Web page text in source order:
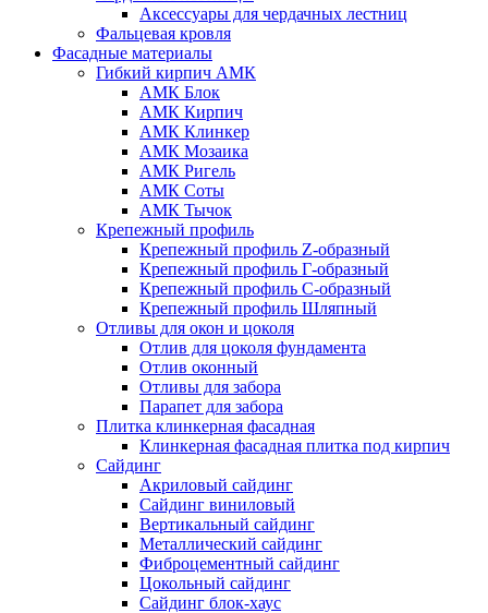
Аксессуары для чердачных лестниц
Фальцевая кровля
Фасадные материалы
Гибкий кирпич АМК
АМК Блок
АМК Кирпич
АМК Клинкер
АМК Мозаика
АМК Ригель
АМК Соты
АМК Тычок
Крепежный профиль
Крепежный профиль Z-образный
Крепежный профиль Г-образный
Крепежный профиль С-образный
Крепежный профиль Шляпный
Отливы для окон и цоколя
Отлив для цоколя фундамента
Отлив оконный
Отливы для забора
Парапет для забора
Плитка клинкерная фасадная
Клинкерная фасадная плитка под кирпич
Сайдинг
Акриловый сайдинг
Сайдинг виниловый
Вертикальный сайдинг
Металлический сайдинг
Фиброцементный сайдинг
Цокольный сайдинг
Сайдинг блок-хаус